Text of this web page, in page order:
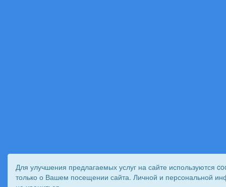
Для улучшения предлагаемых услуг на сайте используются
только о Вашем посещении сайта. Личной и персональной